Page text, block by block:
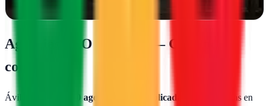
Ver ficha
Agencias SEO en
— Guía para
contratar
Ávila agencias SEO publicadas
especializadas en